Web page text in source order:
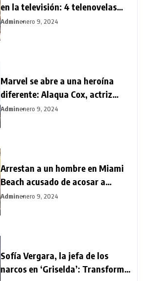
en la televisión: 4 telenovelas
llegan al aire al inicio de 2024
Adminenero 9, 2024
Marvel se abre a una heroína
diferente: Alaqua Cox, actriz
sordomuda, protagoniza la serie
Adminenero 9, 2024
Arrestan a un hombre en Miami
Beach acusado de acosar a
Shakira
Adminenero 9, 2024
Sofía Vergara, la jefa de los
narcos en ‘Griselda’: Transformar